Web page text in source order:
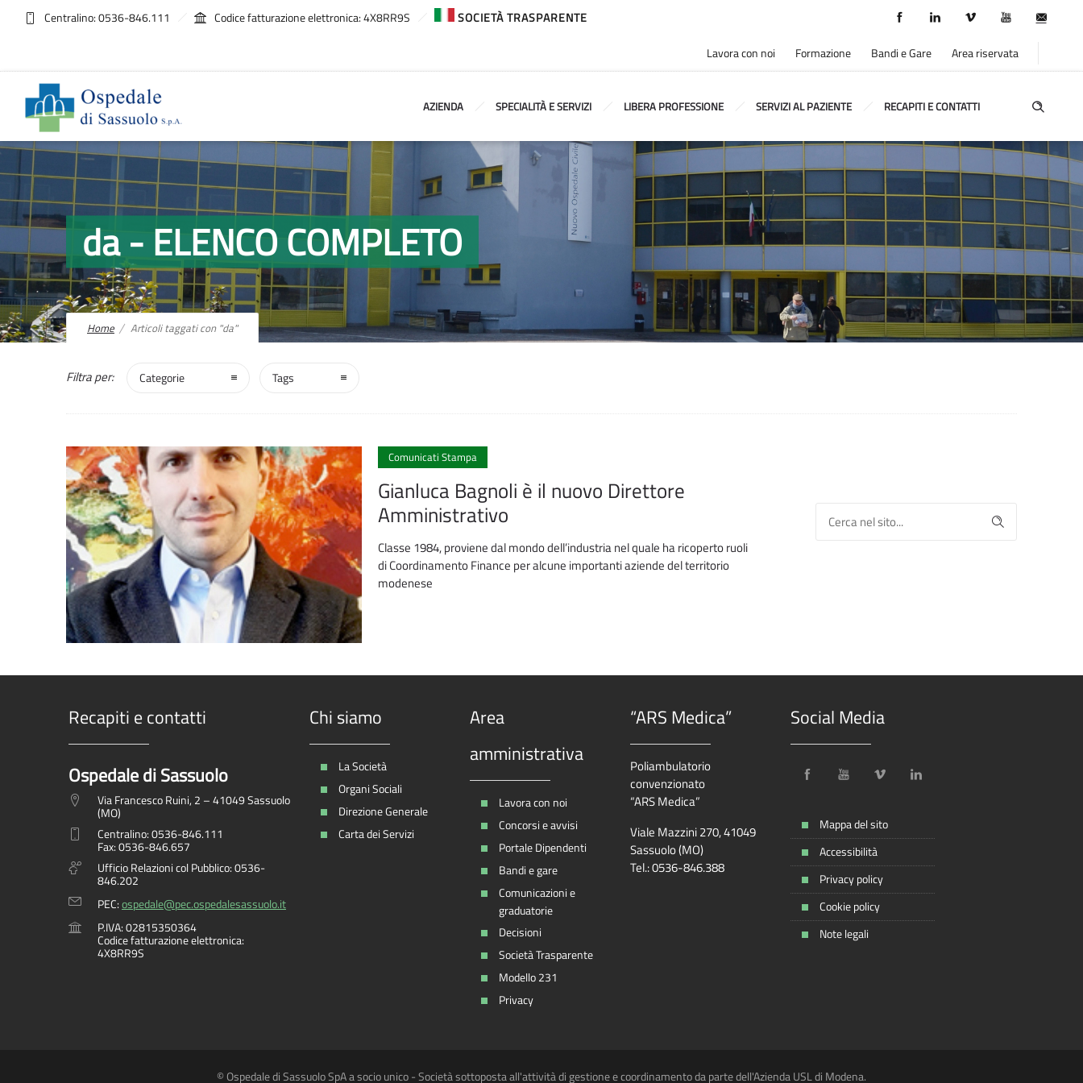
Centralino: 0536-846.111 Codice fatturazione elettronica: 4X8RR9S SOCIETÀ TRASPARENTE
Lavora con noi Formazione Bandi e Gare Area riservata
AZIENDA SPECIALITÀ E SERVIZI LIBERA PROFESSIONE SERVIZI AL PAZIENTE RECAPITI E CONTATTI
da - ELENCO COMPLETO
Home Articoli taggati con "da"
Filtra per: Categorie Tags
Comunicati Stampa
Gianluca Bagnoli è il nuovo Direttore
Amministrativo
Classe 1984, proviene dal mondo dell’industria nel quale ha ricoperto ruoli
di Coordinamento Finance per alcune importanti aziende del territorio
modenese
Recapiti e contatti
Ospedale di Sassuolo
Via Francesco Ruini, 2 – 41049 Sassuolo
(MO)
Centralino: 0536-846.111
Fax: 0536-846.657
Ufficio Relazioni col Pubblico: 0536-
846.202
PEC:ospedale@pec.ospedalesassuolo.it
P.IVA: 02815350364
Codice fatturazione elettronica:
4X8RR9S
Chi siamo
La Società
Organi Sociali
Direzione Generale
Carta dei Servizi
Area
amministrativa
Lavora con noi
Concorsi e avvisi
Portale Dipendenti
Bandi e gare
Comunicazioni e
graduatorie
Decisioni
Società Trasparente
Modello 231
Privacy
“ARS Medica”
Poliambulatorio
convenzionato
“ARS Medica”
Viale Mazzini 270, 41049
Sassuolo (MO)
Tel.: 0536-846.388
Social Media
Mappa del sito
Accessibilità
Privacy policy
Cookie policy
Note legali
© Ospedale di Sassuolo SpA a socio unico - Società sottoposta all'attività di gestione e coordinamento da parte dell'Azienda USL di Modena.